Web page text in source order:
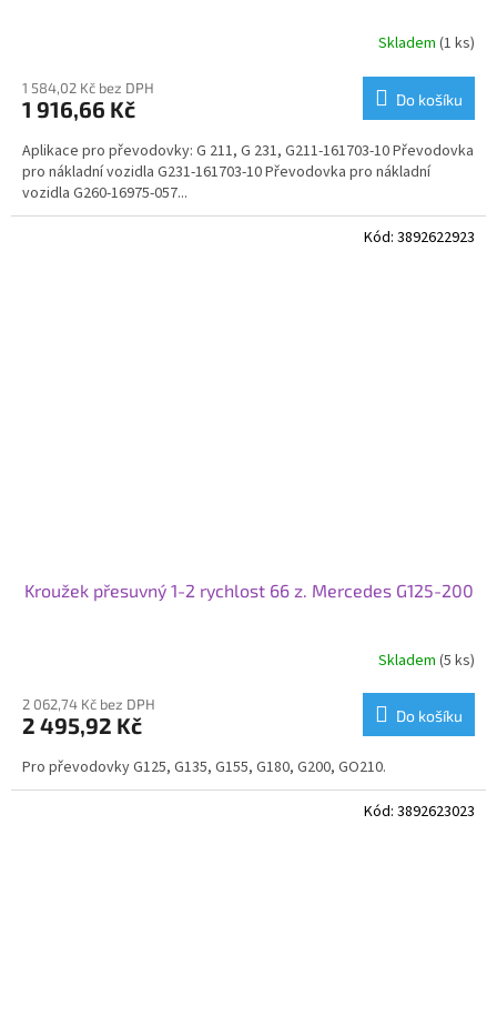
Skladem (1 ks)
1 584,02 Kč bez DPH
1 916,66 Kč Do košíku
Aplikace pro převodovky: G 211, G 231, G211-161703-10 Převodovka
pro nákladní vozidla G231-161703-10 Převodovka pro nákladní
vozidla G260-16975-057...
Kroužek přesuvný 1-2 rychlost 66 z. Mercedes G125-200
Skladem (5 ks)
2 062,74 Kč bez DPH
2 495,92 Kč Do košíku
Pro převodovky G125, G135, G155, G180, G200, GO210.
Kód: 3892622923
Kód: 3892623023